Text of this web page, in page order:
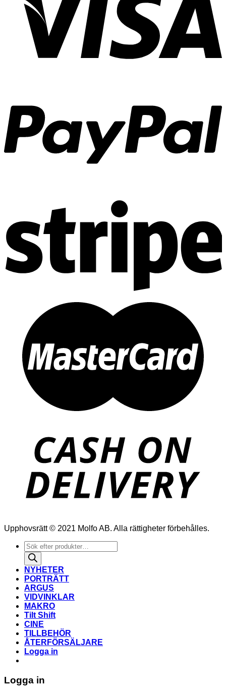
Upphovsrätt © 2021 Molfo AB. Alla rättigheter förbehålles.
Produktsökning
NYHETER
PORTRÄTT
ARGUS
VIDVINKLAR
MAKRO
Tilt Shift
CINE
TILLBEHÖR
ÅTERFÖRSÄLJARE
Logga in
Logga in